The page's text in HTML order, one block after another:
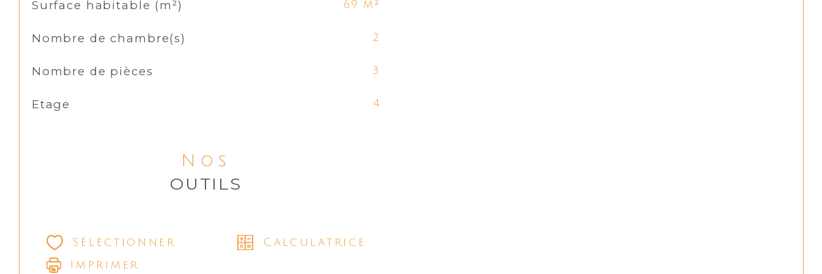
Surface habitable (m²) 69 m²
Nombre de chambre(s) 2
Nombre de pièces 3
Etage 4
Nos
OUTILS
Sélectionner
Calculatrice
Imprimer